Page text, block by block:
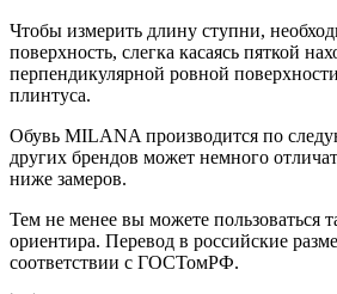
Чтобы измерить длину ступни,
поверхность, слегка касаясь пяткой
перпендикулярной ровной
плинтуса.
Обувь MILANA производится по
других брендов может немного
ниже замеров.
Тем не менее вы можете пользоваться
ориентира. Перевод в российские
соответствии с ГОСТомРФ.